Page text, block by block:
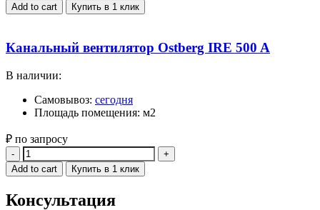
Add to cart Купить в 1 клик
Канальный вентилятор Ostberg IRE 500 A
В наличии:
Самовывоз: сегодня
Площадь помещения: м2
₽ по запросу
Quantity
Add to cart Купить в 1 клик
Консультация